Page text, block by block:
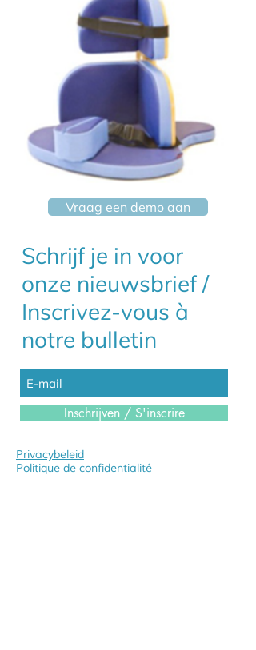
Vraag een demo aan
Schrijf je in voor
onze nieuwsbrief /
Inscrivez-vous à
notre bulletin
Inschrijven / S'inscrire
Privacybeleid
Politique de confidentialité